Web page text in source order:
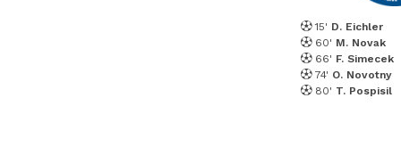
15' D. Eichler
60' M. Novak
66' F. Simecek
74' O. Novotny
80' T. Pospisil